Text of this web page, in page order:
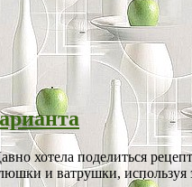
хотела поделиться
и ватрушки, используя